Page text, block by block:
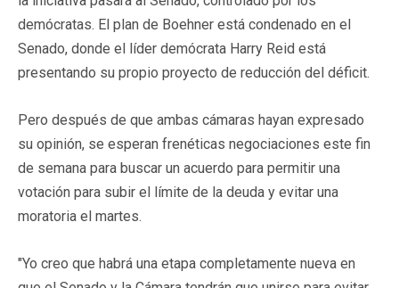
demócratas. El plan de Boehner está condenado en el
Senado, donde el líder demócrata Harry Reid está
presentando su propio proyecto de reducción del déficit.
Pero después de que ambas cámaras hayan expresado
su opinión, se esperan frenéticas negociaciones este fin
de semana para buscar un acuerdo para permitir una
votación para subir el límite de la deuda y evitar una
moratoria el martes.
"Yo creo que habrá una etapa completamente nueva en